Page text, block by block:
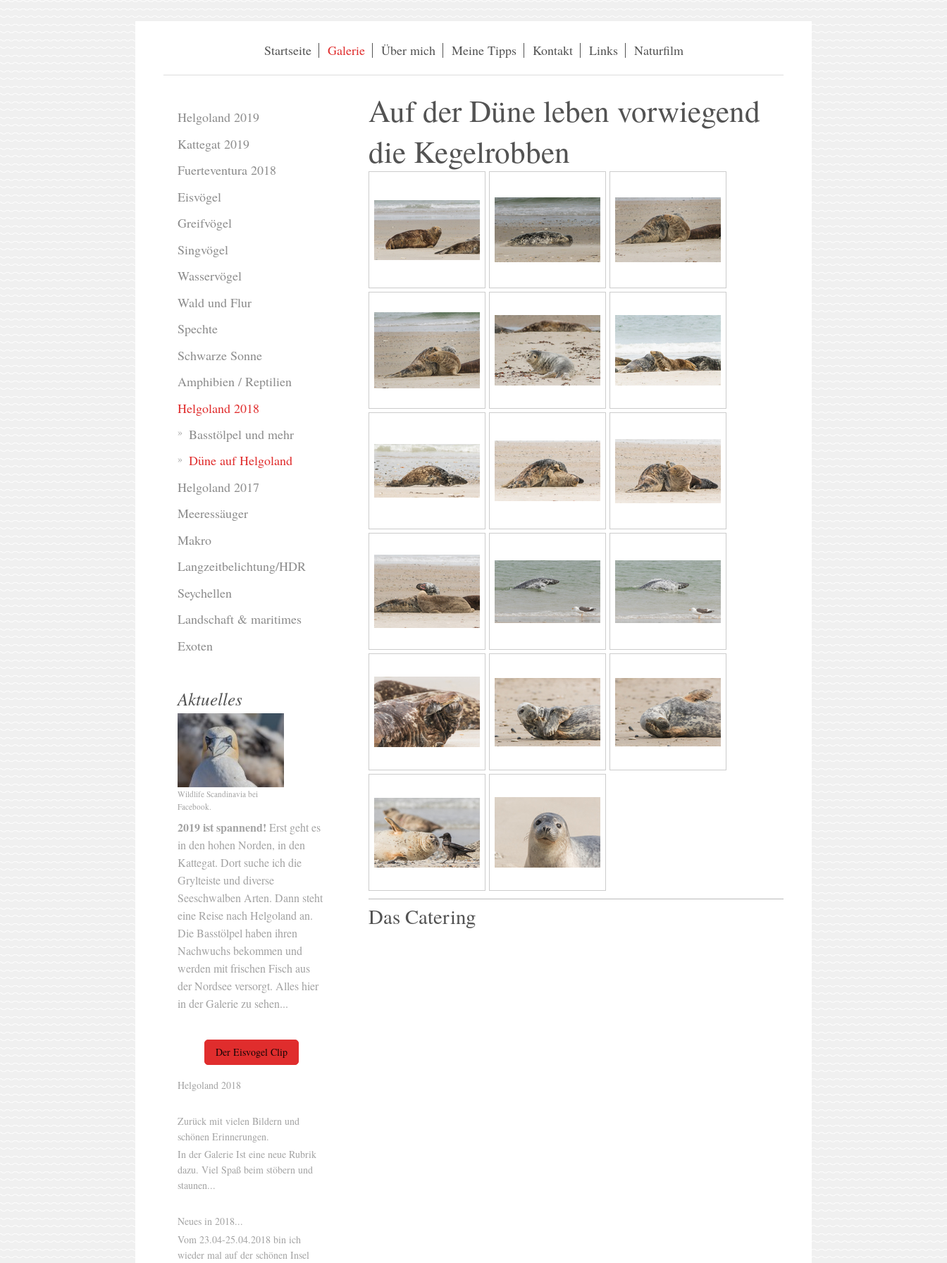
Startseite Galerie Über mich Meine Tipps Kontakt Links Naturfilm
Auf der Düne leben vorwiegend
die Kegelrobben
Das Catering
Helgoland 2019
Kattegat 2019
Fuerteventura 2018
Eisvögel
Greifvögel
Singvögel
Wasservögel
Wald und Flur
Spechte
Schwarze Sonne
Amphibien / Reptilien
Helgoland 2018
Basstölpel und mehr
Düne auf Helgoland
Helgoland 2017
Meeressäuger
Makro
Langzeitbelichtung/HDR
Seychellen
Landschaft & maritimes
Exoten
Aktuelles
Wildlife Scandinavia bei
Facebook.
2019 ist spannend! Erst geht es
in den hohen Norden, in den
Kattegat. Dort suche ich die
Grylteiste und diverse
Seeschwalben Arten. Dann steht
eine Reise nach Helgoland an.
Die Basstölpel haben ihren
Nachwuchs bekommen und
werden mit frischen Fisch aus
der Nordsee versorgt. Alles hier
in der Galerie zu sehen...
Der Eisvogel Clip
Helgoland 2018
Zurück mit vielen Bildern und
schönen Erinnerungen.
In der Galerie Ist eine neue Rubrik
dazu. Viel Spaß beim stöbern und
staunen...
Neues in 2018...
Vom 23.04-25.04.2018 bin ich
wieder mal auf der schönen Insel